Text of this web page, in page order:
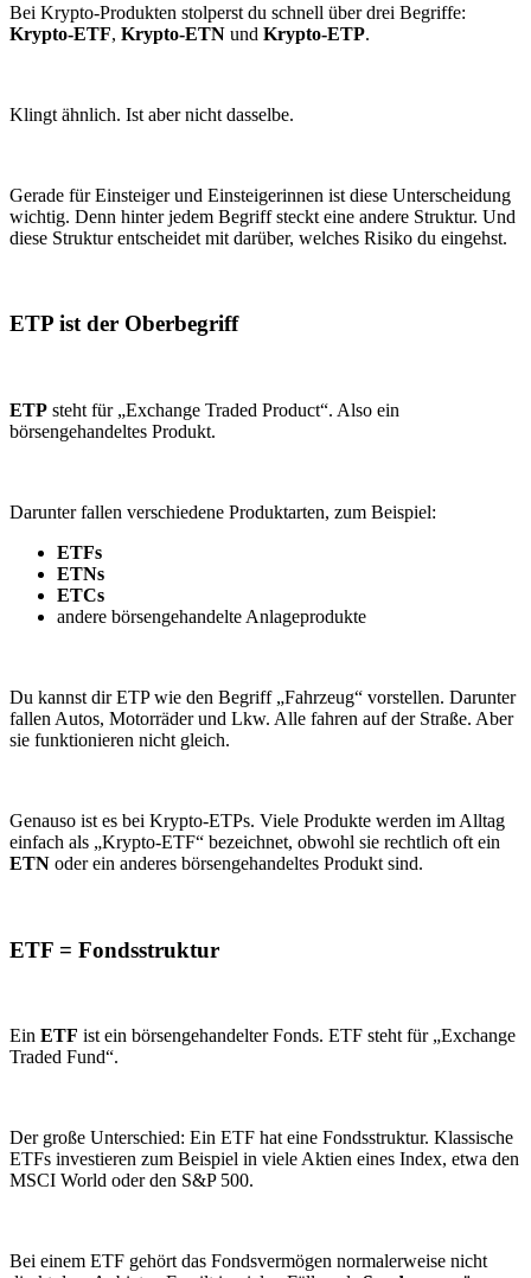
Bei Krypto-Produkten stolperst du schnell über drei Begriffe:
Krypto-ETF, Krypto-ETN und Krypto-ETP.
Klingt ähnlich. Ist aber nicht dasselbe.
Gerade für Einsteiger und Einsteigerinnen ist diese Unterscheidung
wichtig. Denn hinter jedem Begriff steckt eine andere Struktur. Und
diese Struktur entscheidet mit darüber, welches Risiko du eingehst.
ETP ist der Oberbegriff
ETP steht für „Exchange Traded Product“. Also ein
börsengehandeltes Produkt.
Darunter fallen verschiedene Produktarten, zum Beispiel:
ETFs
ETNs
ETCs
andere börsengehandelte Anlageprodukte
Du kannst dir ETP wie den Begriff „Fahrzeug“ vorstellen. Darunter
fallen Autos, Motorräder und Lkw. Alle fahren auf der Straße. Aber
sie funktionieren nicht gleich.
Genauso ist es bei Krypto-ETPs. Viele Produkte werden im Alltag
einfach als „Krypto-ETF“ bezeichnet, obwohl sie rechtlich oft ein
ETN oder ein anderes börsengehandeltes Produkt sind.
ETF = Fondsstruktur
Ein ETF ist ein börsengehandelter Fonds. ETF steht für „Exchange
Traded Fund“.
Der große Unterschied: Ein ETF hat eine Fondsstruktur. Klassische
ETFs investieren zum Beispiel in viele Aktien eines Index, etwa den
MSCI World oder den S&P 500.
Bei einem ETF gehört das Fondsvermögen normalerweise nicht